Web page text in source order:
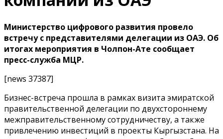
Министерство цифрового развития провело
встречу с представителями делегации из ОАЭ. Об
итогах мероприятия в Чолпон-Ате сообщает
пресс-служба МЦР.
[news 37387]
Бизнес-встреча прошла в рамках визита эмиратской
правительственной делегации по двухстороннему
межправительственному сотрудничеству, а также
привлечению инвестиций в проекты Кыргызстана. На